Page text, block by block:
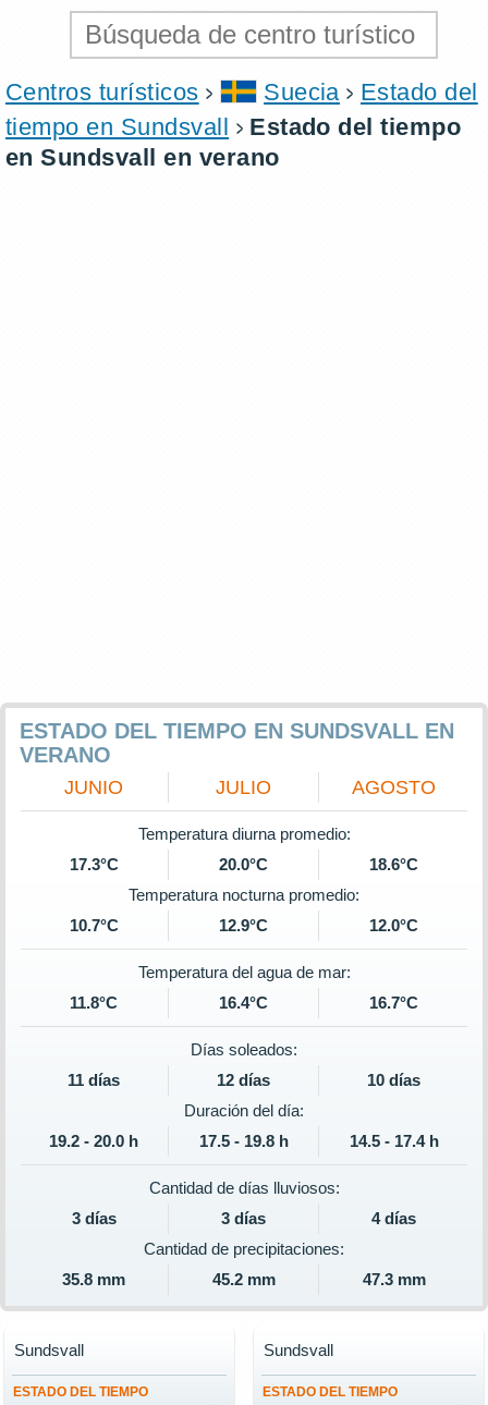
Centros turísticos Suecia
Estado del
tiempo en Sundsvall
Estado del tiempo
en Sundsvall en verano
ESTADO DEL TIEMPO EN SUNDSVALL EN
VERANO
JUNIO JULIO AGOSTO
Temperatura diurna promedio:
17.3°C
20.0°C
18.6°C
Temperatura nocturna promedio:
10.7°C
12.9°C 12.0°C
Temperatura del agua de mar:
11.8°C
16.4°C 16.7°C
Días soleados:
11 días
12 días
10 días
Duración del día:
19.2 - 20.0 h
17.5 - 19.8 h 14.5 - 17.4 h
Cantidad de días lluviosos:
3 días
3 días
4 días
Cantidad de precipitaciones:
35.8 mm
45.2 mm 47.3 mm
ESTADO DEL TIEMPO
Sundsvall
ESTADO DEL TIEMPO
Sundsvall